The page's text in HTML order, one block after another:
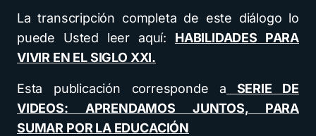
La transcripción completa de este diálogo lo
puede Usted leer aquí: HABILIDADES PARA
VIVIR EN EL SIGLO XXI.
Esta publicación corresponde a SERIE DE
VIDEOS: APRENDAMOS JUNTOS, PARA
SUMAR POR LA EDUCACIÓN